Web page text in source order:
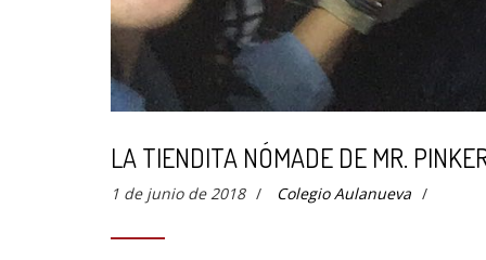
LA TIENDITA NÓMADE DE MR.
1 de junio de 2018 / Colegio Aulanueva /